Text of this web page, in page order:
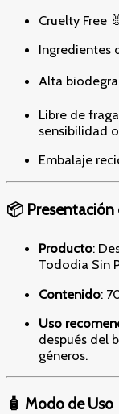
Cruelty Free
Ingredientes
Alta
Libre de
sensibilidad
Embalaje
📦
Producto:
Tododia Sin
Contenido:
Uso
después del
géneros.
🧴 Modo de Uso